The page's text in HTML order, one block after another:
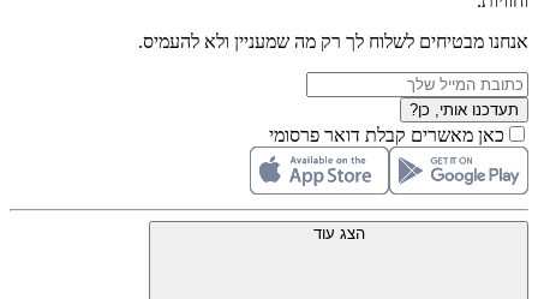
אנחנו מבטיחים לשלוח לך רק מה שמעניין ולא להעמיס.
תעדכנו אותי, כן?
כאן מאשרים קבלת דואר פרסומי
הצג עוד